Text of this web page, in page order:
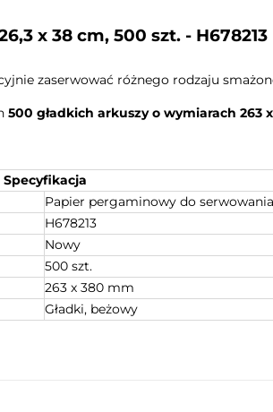
x 38 cm, 500 szt. - H678213
zaserwować różnego rodzaju
500 gładkich arkuszy o wymiarach 263
Specyfikacja
Papier pergaminowy do serwowania
H678213
Nowy
500 szt.
263 x 380 mm
Gładki, beżowy